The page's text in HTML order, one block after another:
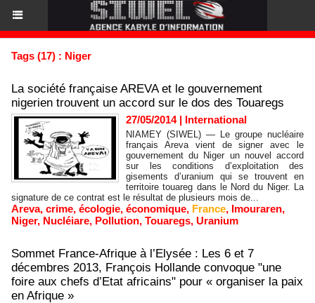
Tags (17) : Niger
La société française AREVA et le gouvernement
nigerien trouvent un accord sur le dos des Touaregs
27/05/2014| International
NIAMEY (SIWEL) — Le groupe nucléaire
français Areva vient de signer avec le
gouvernement du Niger un nouvel accord
sur les conditions d’exploitation des
gisements d’uranium qui se trouvent en
territoire touareg dans le Nord du Niger. La
signature de ce contrat est le résultat de plusieurs mois de...
Areva, crime, écologie, économique, France, Imouraren,
Niger, Nucléiare, Pollution, Touaregs, Uranium
Sommet France-Afrique à l’Elysée : Les 6 et 7
décembres 2013, François Hollande convoque "une
foire aux chefs d’Etat africains" pour « organiser la paix
en Afrique »